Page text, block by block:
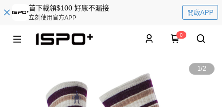
首下載領$100 好康不漏接
立刻使用官方APP
開啟APP
0
1/2